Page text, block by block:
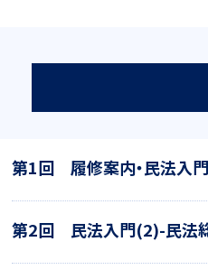
第1回 履修案内・民法入
第2回 民法入門(2)-民法